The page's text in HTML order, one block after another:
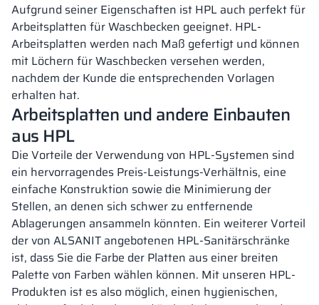
Aufgrund seiner Eigenschaften ist HPL auch perfekt für
Arbeitsplatten für Waschbecken geeignet. HPL-
Arbeitsplatten werden nach Maß gefertigt und können
mit Löchern für Waschbecken versehen werden,
nachdem der Kunde die entsprechenden Vorlagen
erhalten hat.
Arbeitsplatten und andere Einbauten
aus HPL
Die Vorteile der Verwendung von HPL-Systemen sind
ein hervorragendes Preis-Leistungs-Verhältnis, eine
einfache Konstruktion sowie die Minimierung der
Stellen, an denen sich schwer zu entfernende
Ablagerungen ansammeln könnten. Ein weiterer Vorteil
der von ALSANIT angebotenen HPL-Sanitärschränke
ist, dass Sie die Farbe der Platten aus einer breiten
Palette von Farben wählen können. Mit unseren HPL-
Produkten ist es also möglich, einen hygienischen,